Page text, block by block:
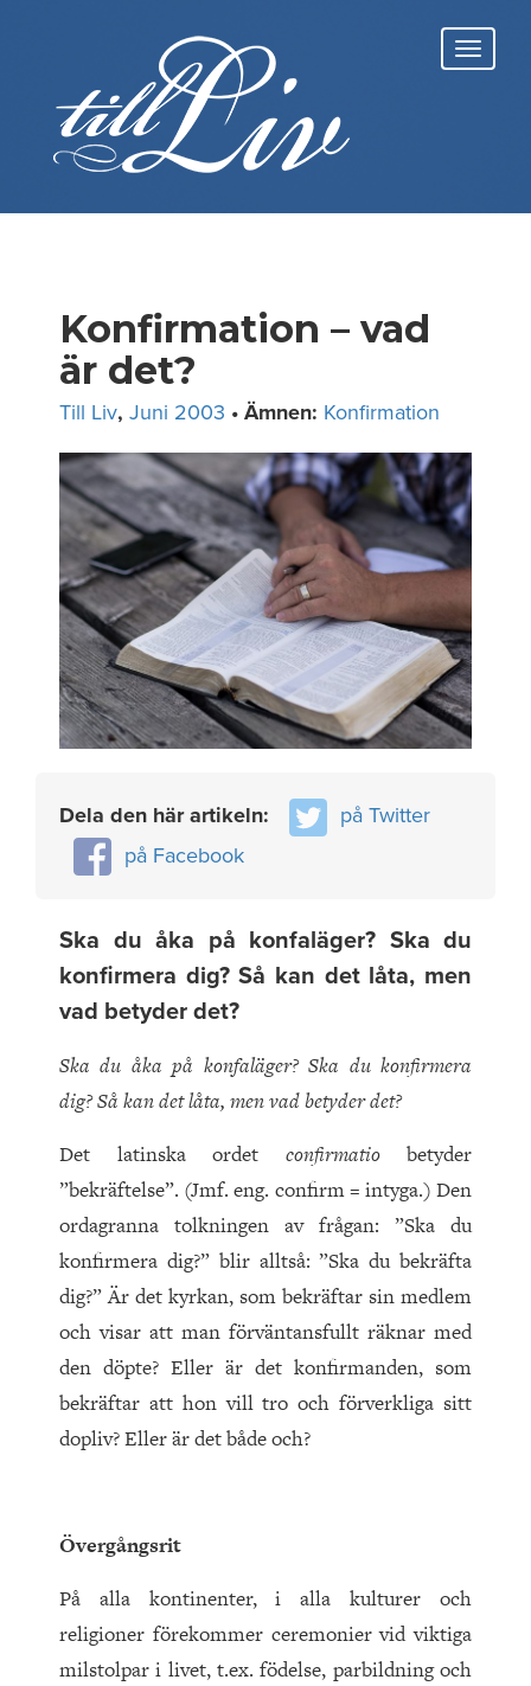
Konfirmation – vad
är det?
Till Liv, Juni 2003 • Ämnen: Konfirmation
Dela den här artikeln:
på Twitter
på Facebook
Ska du åka på konfaläger? Ska du
konfirmera dig? Så kan det låta, men
vad betyder det?
Ska du åka på konfaläger? Ska du konfirmera
dig? Så kan det låta, men vad betyder det?
Det latinska ordet confirmatio betyder
”bekräftelse”. (Jmf. eng. confirm = intyga.) Den
ordagranna tolkningen av frågan: ”Ska du
konfirmera dig?” blir alltså: ”Ska du bekräfta
dig?” Är det kyrkan, som bekräftar sin medlem
och visar att man förväntansfullt räknar med
den döpte? Eller är det konfirmanden, som
bekräftar att hon vill tro och förverkliga sitt
dopliv? Eller är det både och?
Övergångsrit
På alla kontinenter, i alla kulturer och
religioner förekommer ceremonier vid viktiga
milstolpar i livet, t.ex. födelse, parbildning och